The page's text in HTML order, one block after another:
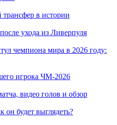
в истории
ухода из Ливерпуля
чемпиона мира в 2026 году:
игрока ЧМ-2026
видео голов и обзор
будет выглядеть?